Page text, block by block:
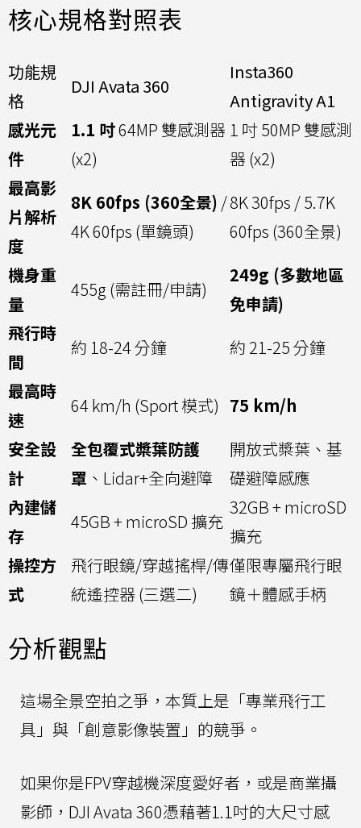
核心規格對照表
功能規
格
DJI Avata 360
Insta360
Antigravity A1
感光元
件
1.1 吋64MP 雙感測器
(x2)
1 吋 50MP 雙感測
器 (x2)
最高影
片解析
度
8K 60fps (360全景) /
4K 60fps (單鏡頭)
8K 30fps / 5.7K
60fps (360全景)
機身重
量
455g (需註冊/申請)
249g (多數地區
免申請)
飛行時
間
約 18-24 分鐘
約 21-25 分鐘
最高時
速
64 km/h (Sport 模式) 75 km/h
安全設
計
全包覆式槳葉防護
罩 、Lidar+全向避障
開放式槳葉、基
礎避障感應
內建儲
存
45GB + microSD 擴充
32GB + microSD
擴充
操控方
式
飛行眼鏡/穿越搖桿/傳
統遙控器 (三選二)
僅限專屬飛行眼
鏡＋體感手柄
分析觀點
這場全景空拍之爭，本質上是「專業飛行工
具」與「創意影像裝置」的競爭。
如果你是FPV穿越機深度愛好者，或是商業攝
影師，DJI Avata 360憑藉著1.1吋的大尺寸感